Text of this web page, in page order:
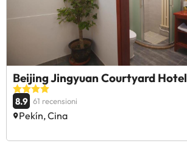
Beijing Jingyuan Courtyard Hotel
8.9 61 recensioni
Pekín, Cina